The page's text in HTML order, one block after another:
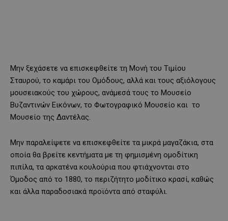
Μην ξεχάσετε να επισκεφθείτε τη Μονή του Τιμίου
Σταυρού, το καμάρι του Ομόδους, αλλά και τους αξιόλογους
μουσειακούς του χώρους, ανάμεσά τους το Μουσείο
Βυζαντινών Εικόνων, το Φωτογραφικό Μουσείο και το
Μουσείο της Δαντέλας.
Μην παραλείψετε να επισκεφθείτε τα μικρά μαγαζάκια, στα
οποία θα βρείτε κεντήματα με τη φημισμένη ομοδίτικη
πιπίλα, τα αρκατένα κουλούρια που φτιάχνονται στο
Όμοδος από το 1880, το περιζήτητο μοδίτικο κρασί, καθώς
και άλλα παραδοσιακά προϊόντα από σταφύλι.